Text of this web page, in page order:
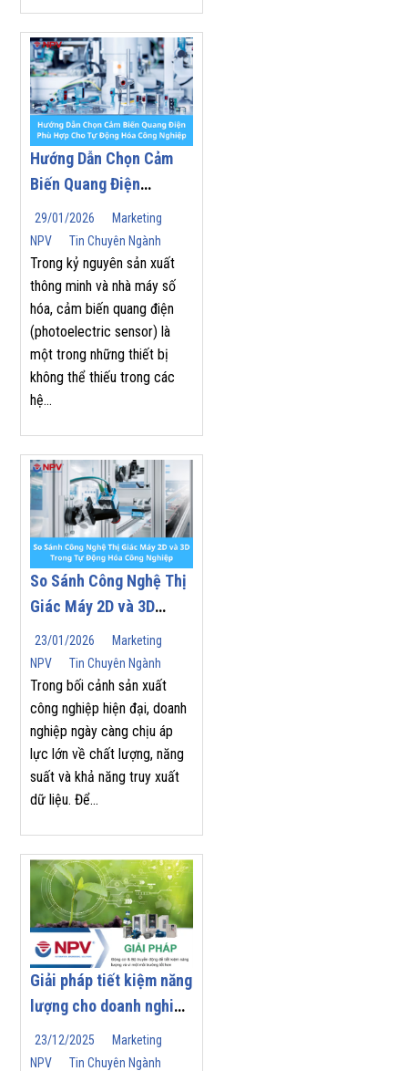
Hướng Dẫn Chọn Cảm
Biến Quang Điện
(Photoelectric Sensor)
Phù Hợp Cho Tự Động
Hóa Công Nghiệp
29/01/2026
Marketing
NPV
Tin Chuyên Ngành
Trong kỷ nguyên sản xuất
thông minh và nhà máy số
hóa, cảm biến quang điện
(photoelectric sensor) là
một trong những thiết bị
không thể thiếu trong các
hệ...
So Sánh Công Nghệ Thị
Giác Máy 2D và 3D
Trong Tự Động Hóa
Công Nghiệp
23/01/2026
Marketing
NPV
Tin Chuyên Ngành
Trong bối cảnh sản xuất
công nghiệp hiện đại, doanh
nghiệp ngày càng chịu áp
lực lớn về chất lượng, năng
suất và khả năng truy xuất
dữ liệu. Để...
Giải pháp tiết kiệm năng
lượng cho doanh nghiệp
| Nam Phương Việt
23/12/2025
Marketing
NPV
Tin Chuyên Ngành